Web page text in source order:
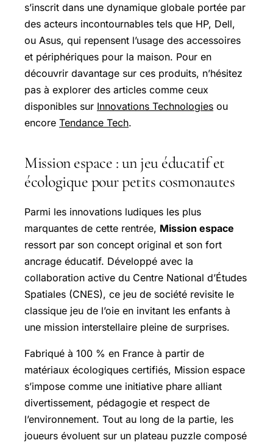
s’inscrit dans une dynamique globale portée par
des acteurs incontournables tels que HP, Dell,
ou Asus, qui repensent l’usage des accessoires
et périphériques pour la maison. Pour en
découvrir davantage sur ces produits, n’hésitez
pas à explorer des articles comme ceux
disponibles sur Innovations Technologies ou
encore Tendance Tech.
Mission espace : un jeu éducatif et
écologique pour petits cosmonautes
Parmi les innovations ludiques les plus
marquantes de cette rentrée, Mission espace
ressort par son concept original et son fort
ancrage éducatif. Développé avec la
collaboration active du Centre National d’Études
Spatiales (CNES), ce jeu de société revisite le
classique jeu de l’oie en invitant les enfants à
une mission interstellaire pleine de surprises.
Fabriqué à 100 % en France à partir de
matériaux écologiques certifiés, Mission espace
s’impose comme une initiative phare alliant
divertissement, pédagogie et respect de
l’environnement. Tout au long de la partie, les
joueurs évoluent sur un plateau puzzle composé